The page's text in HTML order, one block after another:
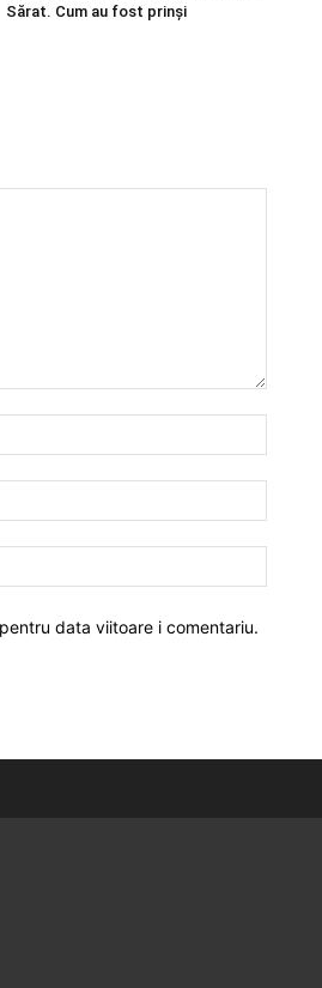
Sărat. Cum au fost prinși
data viitoare i comentariu.